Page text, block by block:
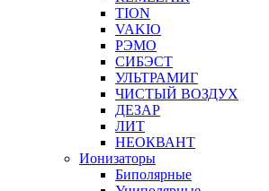
TION
VAKIO
РЭМО
СИБЭСТ
УЛЬТРАМИГ
ЧИСТЫЙ ВОЗДУХ
ДЕЗАР
ЛИТ
НЕОКВАНТ
Ионизаторы
Биполярные